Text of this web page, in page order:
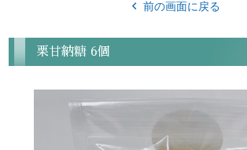
前の画面に戻る
栗甘納糖 6個